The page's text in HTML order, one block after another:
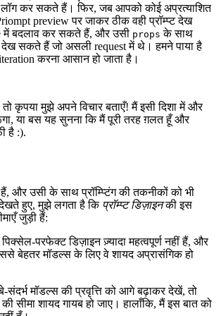
कर सकते हैं। फिर, जब आपको कोई अप्रत्याशित
preview पर जाकर ठीक वही प्रॉम्प्ट देख
में बदलाव कर सकते हैं, और उसी props के साथ
देख सकते हैं जो असली request में थे। हमने पाया है
करना आसान हो जाता है।
कृपया मुझे अपने विचार बताएँ! मैं इसी दिशा में और
या बस यह सुनना कि मैं पूरी तरह ग़लत हूँ और
है :).
और उसी के साथ प्रॉम्प्टिंग की तकनीकों को भी
हुए, मुझे लगता है कि प्रॉम्प्ट डिज़ाइनकी इस
जुड़ी हैं:
परफेक्ट डिज़ाइन ज़्यादा महत्वपूर्ण नहीं हैं, और
बेहतर मॉडल्स के लिए वे शायद अप्रासंगिक हो
मॉडल्स की प्रवृत्ति को आगे बढ़ाकर देखें, तो
सीमा शायद गायब हो जाए। हालाँकि, मैं इस बात को